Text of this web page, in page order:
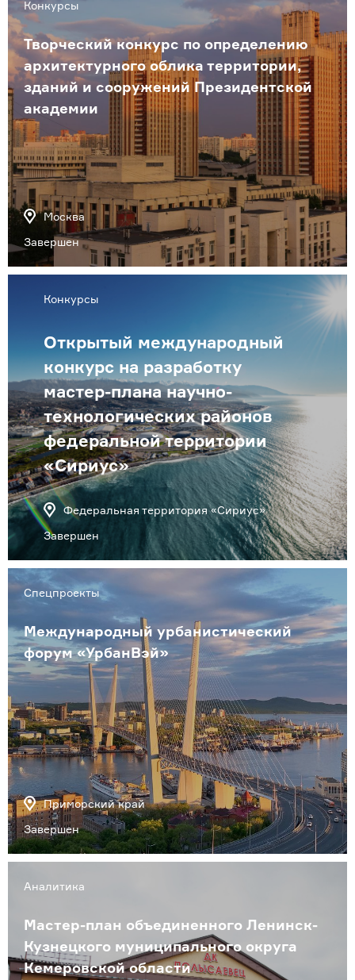
Конкурсы
Творческий конкурс по определению
архитектурного облика территории,
зданий и сооружений Президентской
академии
Москва
Завершен
Конкурсы
Открытый международный
конкурс на разработку
мастер-плана научно-
технологических районов
федеральной территории
«Сириус»
Федеральная территория «Сириус»
Завершен
Спецпроекты
Международный урбанистический
форум «УрбанВэй»
Приморский край
Завершен
Аналитика
Мастер-план объединенного Ленинск-
Кузнецкого муниципального округа
Кемеровской области